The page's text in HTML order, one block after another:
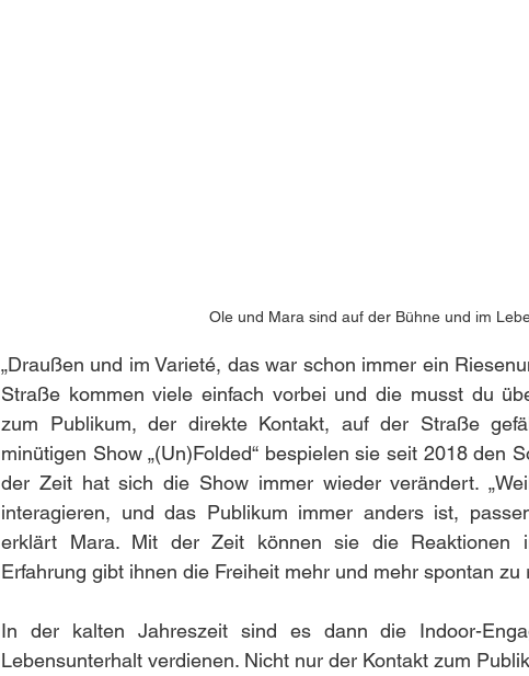
Ole und Mara sind auf der Bühne und im
„Draußen und im Varieté, das war schon immer ein
Straße kommen viele einfach vorbei und die musst du
zum Publikum, der direkte Kontakt, auf der Straße
minütigen Show „(Un)Folded“ bespielen sie seit 2018 den
der Zeit hat sich die Show immer wieder verändert.
interagieren, und das Publikum immer anders ist,
erklärt Mara. Mit der Zeit können sie die Reaktionen
Erfahrung gibt ihnen die Freiheit mehr und mehr spontan zu
In der kalten Jahreszeit sind es dann die Indoor-
Lebensunterhalt verdienen. Nicht nur der Kontakt zum